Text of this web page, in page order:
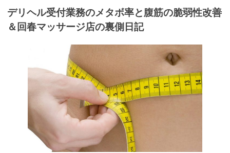
デリヘル受付業務のメタボ率と腹筋の脆弱性改善
＆回春マッサージ店の裏側日記